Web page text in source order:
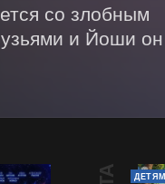
со злобным
и Йоши он
ДЕТЯМ